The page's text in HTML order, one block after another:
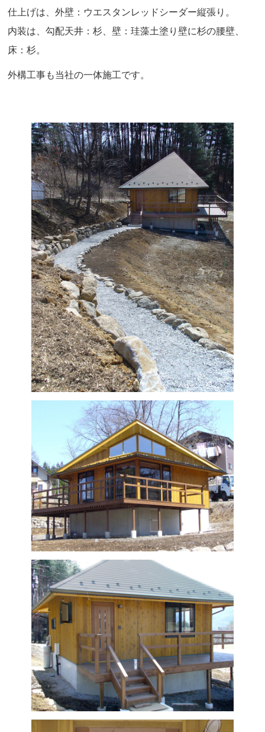
仕上げは、外壁：ウエスタンレッドシーダー縦張り。
内装は、勾配天井：杉、壁：珪藻土塗り壁に杉の腰壁、
床：杉。
外構工事も当社の一体施工です。